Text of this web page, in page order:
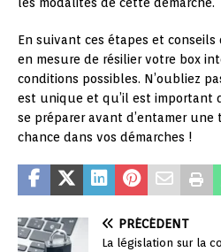
les modalités de cette démarche.
En suivant ces étapes et conseils
en mesure de résilier votre box
conditions possibles. N’oubliez
est unique et qu’il est important
se préparer avant d’entamer une
chance dans vos démarches !
PRÉCÉDENT
La législation sur la